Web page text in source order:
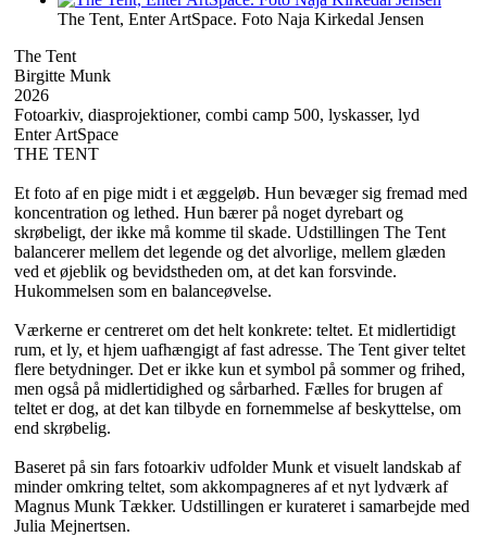
The Tent, Enter ArtSpace. Foto Naja Kirkedal Jensen
The Tent
Birgitte Munk
2026
Fotoarkiv, diasprojektioner, combi camp 500, lyskasser, lyd
Enter ArtSpace
THE TENT
Et foto af en pige midt i et æggeløb. Hun bevæger sig fremad med
koncentration og lethed. Hun bærer på noget dyrebart og
skrøbeligt, der ikke må komme til skade. Udstillingen The Tent
balancerer mellem det legende og det alvorlige, mellem glæden
ved et øjeblik og bevidstheden om, at det kan forsvinde.
Hukommelsen som en balanceøvelse.
Værkerne er centreret om det helt konkrete: teltet. Et midlertidigt
rum, et ly, et hjem uafhængigt af fast adresse. The Tent giver teltet
flere betydninger. Det er ikke kun et symbol på sommer og frihed,
men også på midlertidighed og sårbarhed. Fælles for brugen af
teltet er dog, at det kan tilbyde en fornemmelse af beskyttelse, om
end skrøbelig.
Baseret på sin fars fotoarkiv udfolder Munk et visuelt landskab af
minder omkring teltet, som akkompagneres af et nyt lydværk af
Magnus Munk Tækker. Udstillingen er kurateret i samarbejde med
Julia Mejnertsen.